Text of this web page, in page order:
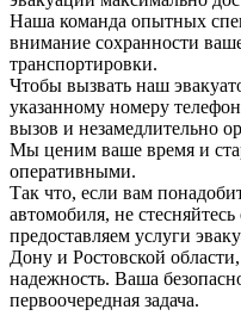
Наша команда опытных
внимание сохранности
транспортировки.
Чтобы вызвать наш
указанному номеру
вызов и незамедлительно
Мы ценим ваше время и
оперативными.
Так что, если вам
автомобиля, не
предоставляем услуги
Дону и Ростовской
надежность. Ваша
первоочередная задача.